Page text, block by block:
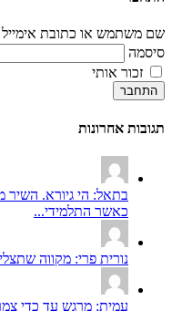
שם משתמש או כתובת אימייל
סיסמה
זכור אותי
התחבר
תגובות אחרונות
בתאל: הי גיורא. השיר
כאשר התלמידי...
נורית פרי: מקווה
עמית: מרגש עד כדי